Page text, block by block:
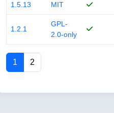
1.5.13 MIT
1.2.1
GPL-
2.0-only
1 2